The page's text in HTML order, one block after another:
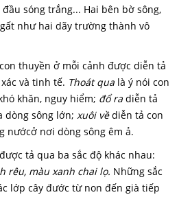
sóng trắng... Hai bên bờ sông,
như hai dãy trường thành vô
thuyền ở mỗi cảnh được diễn tả
và tinh tế. Thoát qua là ý nói con
khăn, nguy hiểm; đổ ra diễn tả
dòng sông lớn;xuôi vềdiễn tả con
nướcở nơi dòng sông êm ả.
tả qua ba sắc độ khác nhau:
rêu, màu xanh chai lọ. Những sắc
lớp cây đước từ non đến già tiếp